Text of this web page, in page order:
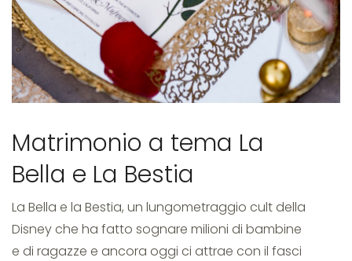
Matrimonio a tema La
Bella e La Bestia
La Bella e la Bestia, un lungometraggio cult della
Disney che ha fatto sognare milioni di bambine
e di ragazze e ancora oggi ci attrae con il fasci